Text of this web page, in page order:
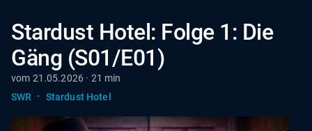
Stardust Hotel: Folge 1: Die
Gäng (S01/E01)
vom 21.05.2026 · 21 min
SWR
· Stardust Hotel